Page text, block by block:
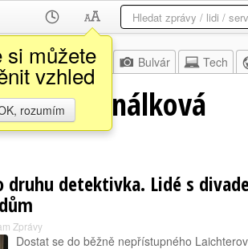
si můžete
vzhled
rozumím
Z domova Bulvár Tech
Vyhnálková
druhu detektivka. Lidé s
Zprávy
Dostat se do běžně nepřístupného